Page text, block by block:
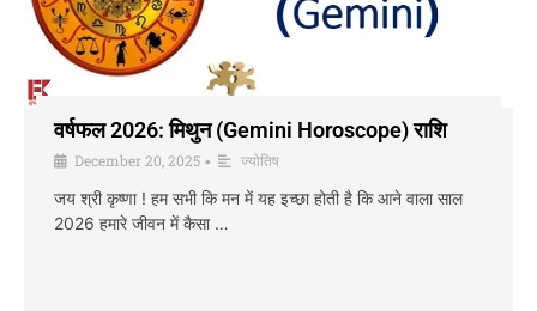
वर्षफल 2026: मिथुन (Gemini Horoscope) राशि
December 20, 2025 • ज्योतिष
जय श्री कृष्णा ! हम सभी कि मन में यह इच्छा होती है कि आने वाला साल
2026 हमारे जीवन में कैसा …